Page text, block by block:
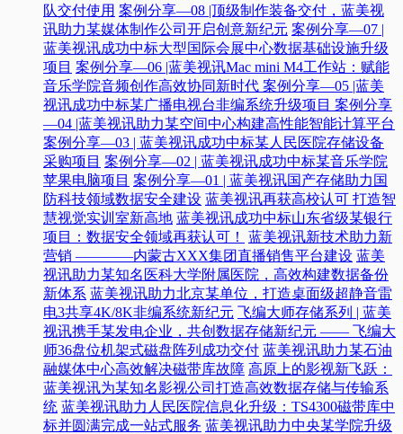
队交付使用 案例分享—08 |顶级制作装备交付，蓝美视
讯助力某媒体制作公司开启创意新纪元 案例分享—07 |
蓝美视讯成功中标大型国际会展中心数据基础设施升级
项目 案例分享—06 |蓝美视讯Mac mini M4工作站：赋能
音乐学院音频创作高效协同新时代​ 案例分享—05 |蓝美
视讯成功中标某广播电视台非编系统升级项目​ 案例分享
—04 |蓝美视讯助力某空间中心构建高性能智能计算平台​
案例分享—03 | 蓝美视讯成功中标某人民医院存储设备
采购项目 案例分享—02 | 蓝美视讯成功中标某音乐学院
苹果电脑项目 案例分享—01 | 蓝美视讯国产存储助力国
防科技领域数据安全建设 蓝美视讯再获高校认可 打造智
慧视觉实训室新高地 蓝美视讯成功中标山东省级某银行
项目：数据安全领域再获认可！
蓝美视讯新技术助力新
营销 ————内蒙古XXX集团直播销售平台建设 蓝美
视讯助力某知名医科大学附属医院，高效构建数据备份
新体系 蓝美视讯助力北京某单位，打造桌面级超静音雷
电3共享4K/8K非编系统新纪元 飞编大师存储系列 | 蓝美
视讯携手某发电企业，共创数据存储新纪元 —— 飞编大
师36盘位机架式磁盘阵列成功交付 蓝美视讯助力某石油
融媒体中心高效解决磁带库故障 高原上的影视新飞跃：
蓝美视讯为某知名影视公司打造高效数据存储与传输系
统 蓝美视讯助力人民医院信息化升级：TS4300磁带库中
标并圆满完成一站式服务 蓝美视讯助力中央某学院升级